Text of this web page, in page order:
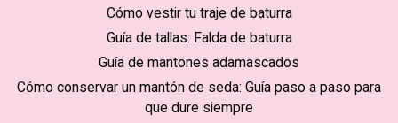
Cómo vestir tu traje de baturra
Guía de tallas: Falda de baturra
Guía de mantones adamascados
Cómo conservar un mantón de seda: Guía paso a paso para
que dure siempre